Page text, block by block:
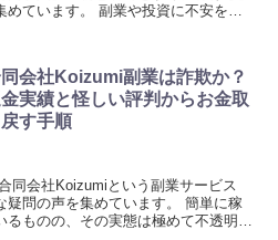
ています。 副業や投資に不安を感
会社Koizumi副業は詐欺か？
実績と怪しい評判からお金取
戻す手順
同会社Koizumiという副業サービス
疑問の声を集めています。 簡単に稼
ものの、その実態は極めて不透明で